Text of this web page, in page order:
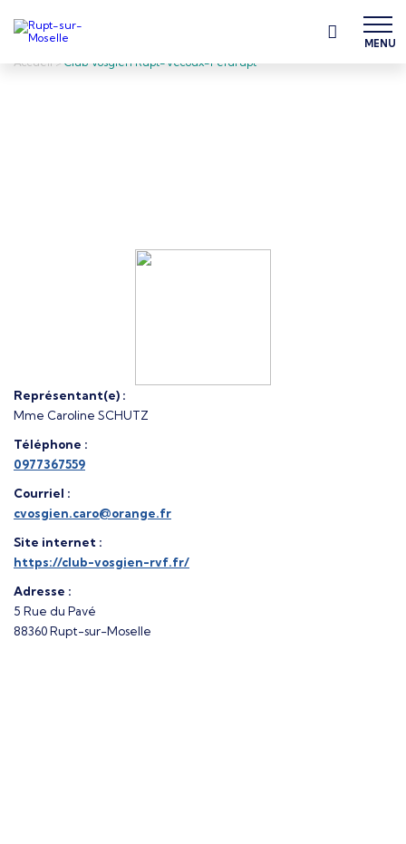
MENU
Accueil > Club Vosgien Rupt-Vecoux-Ferdrupt
Représentant(e) :
Mme Caroline SCHUTZ
Téléphone :
0977367559
Courriel :
cvosgien.caro@orange.fr
Site internet :
https://club-vosgien-rvf.fr/
Adresse :
5 Rue du Pavé
88360 Rupt-sur-Moselle